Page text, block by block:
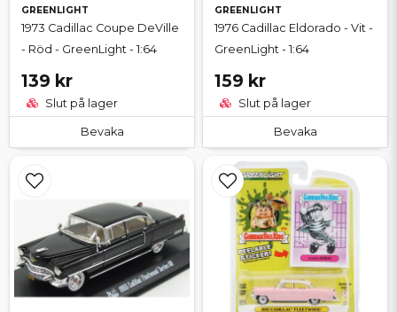
GREENLIGHT
1973 Cadillac Coupe DeVille
- Röd - GreenLight - 1:64
139 kr
Slut på lager
Bevaka
GREENLIGHT
1976 Cadillac Eldorado - Vit -
GreenLight - 1:64
159 kr
Slut på lager
Bevaka